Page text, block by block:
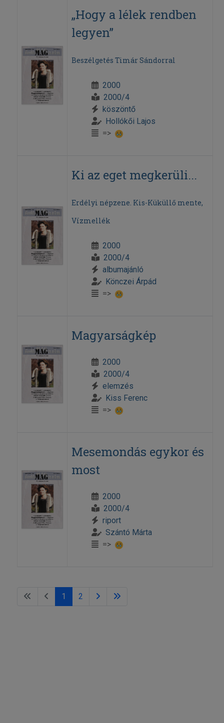
„Hogy a lélek rendben
legyen”
Beszélgetés Timár Sándorral
2000
2000/4
köszöntő
Hollókői Lajos
=>
Ki az eget megkerüli...
Erdélyi népzene. Kis-Küküllő mente,
Vízmellék
2000
2000/4
albumajánló
Könczei Árpád
=>
Magyarságkép
2000
2000/4
elemzés
Kiss Ferenc
=>
Mesemondás egykor és
most
2000
2000/4
riport
Szántó Márta
=>
1 2